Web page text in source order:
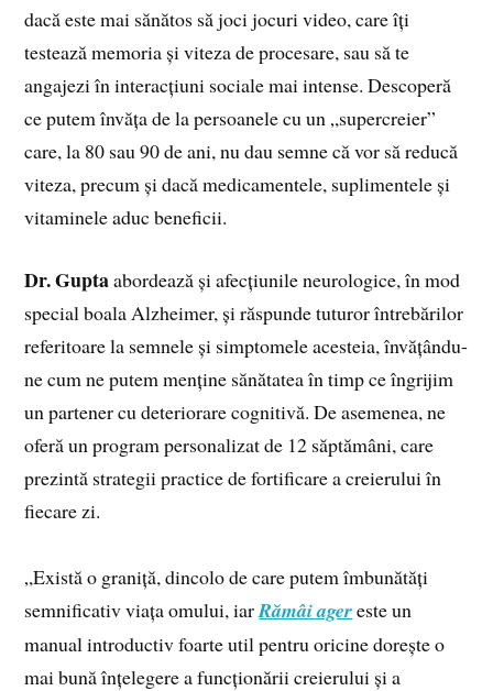
dacă este mai sănătos să joci jocuri video, care îți
testează memoria și viteza de procesare, sau să te
angajezi în interacțiuni sociale mai intense. Descoperă
ce putem învăța de la persoanele cu un „supercreier”
care, la 80 sau 90 de ani, nu dau semne că vor să reducă
viteza, precum și dacă medicamentele, suplimentele și
vitaminele aduc beneficii.
Dr. Guptaabordează și afecțiunile neurologice, în mod
special boala Alzheimer, și răspunde tuturor întrebărilor
referitoare la semnele și simptomele acesteia, învățându-
ne cum ne putem menține sănătatea în timp ce îngrijim
un partener cu deteriorare cognitivă. De asemenea, ne
oferă un program personalizat de 12 săptămâni, care
prezintă strategii practice de fortificare a creierului în
fiecare zi.
„Există o graniță, dincolo de care putem îmbunătăți
semnificativ viața omului, iarRămâi agereste un
manual introductiv foarte util pentru oricine dorește o
mai bună înțelegere a funcționării creierului și a